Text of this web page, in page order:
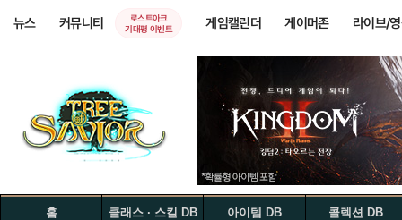
뉴스 커뮤니티
로스트아크
기대평 이벤트
게임캘린더 게이머존 라이브/
홈 클래스 · 스킬 DB 아이템 DB 콜렉션 DB